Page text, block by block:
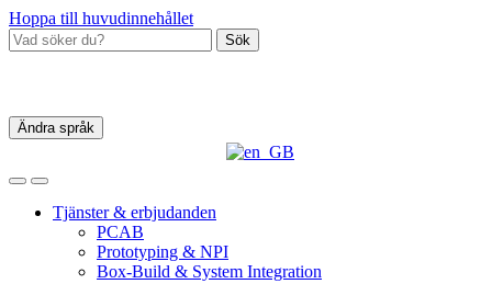
Hoppa till huvudinnehållet
Sök
Ändra språk
Tjänster & erbjudanden
PCAB
Prototyping & NPI
Box‑Build & System Integration